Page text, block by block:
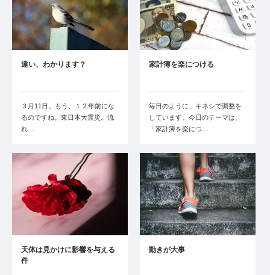
違い、わかります？
３月11日。もう、１２年前にな
るのですね。東日本大震災。流
れ…
家計簿を楽につける
毎日のように、キネシで調整を
しています。今日のテーマは、
「家計簿を楽につ…
天体は見かけに影響を与える
件
動きが大事